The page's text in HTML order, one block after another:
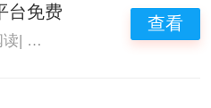
台免费
读| wland看文平台
查看